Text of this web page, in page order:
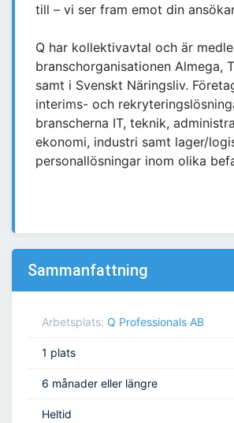
till – vi ser fram emot din
Q har kollektivavtal och är
branschorganisationen Almega,
samt i Svenskt Näringsliv.
interims- och
branscherna IT, teknik,
ekonomi, industri samt lager/
personallösningar inom olika
Sammanfattning
Arbetsplats: Q Professionals AB
1 plats
6 månader eller längre
Heltid